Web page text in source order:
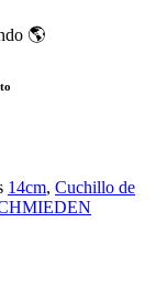
🌎
14cm, Cuchillo de